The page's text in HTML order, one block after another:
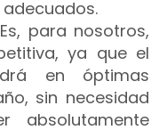
para nosotros,
ya que el
en óptimas
sin necesidad
absolutamente